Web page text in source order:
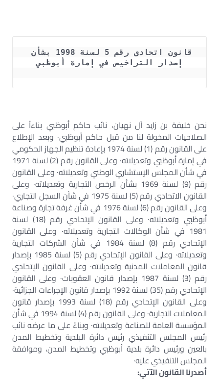
إصدار التراخيص في إمارة أبوظبي
نحن خليفة بن زايد آل نهيان، نائب حاكم أبوظبي بناءاً على
الصلاحيات المخولة لنا من قبل حاكم أبوظبي· وبعد الإطلاع
على القانون رقم (1) لسنة 1974 بإعادة تنظيم الجهاز الحكومي
في إمارة أبوظبي وتعديلاته· وعلى القانون رقم (2) لسنة 1971
في شأن المجلس الإستشاري الوطني وتعديلاته· وعلى القانون
رقم (9) لسنة 1969 بشأن الرخص التجارية وتعديلاته· وعلى
القانون الاتحادي رقم (5) لسنة 1975 في شأن السجل التجاري·
وعلى القانون رقم (6) لسنة 1976 في شأن غرفة تجارة وصناعة
أبوظبي وتعديلاته· وعلى القانون الإتحادي رقم (18) لسنة
1981 في شأن الوكالات التجارية وتعديلاته· وعلى القانون
الإتحادي رقم (8) لسنة 1984 في شأن الشركات التجارية
وتعديلاته· وعلى القانون الإتحادي رقم (5) لسنة 1985 بإصدار
قانون المعاملات المدنية وتعديلاته· وعلى القانون الإتحادي
رقم (3) لسنة 1987 بإصدار قانون العقوبات· وعلى القانون
الإتحادي رقم (35) لسنة 1992 بإصدار قانون الإجراءات الجزائية·
وعلى القانون الإتحادي رقم (18) لسنة 1993 بإصدار قانون
المعاملات التجارية· وعلى القانون رقم (4) لسنة 1994 في شأن
المؤسسة العامة للصناعة وتعديلاته· وبناءً على ما عرضه نائب
رئيس المجلس التنفيذي رئيس دائرة البلدية وتخطيط المدن
بالعين ورئيس دائرة بلدية أبوظبي وتخطيط المدن، وموافقة
المجلس التنفيذي عليه·
أصدرنا القانون الآتي: